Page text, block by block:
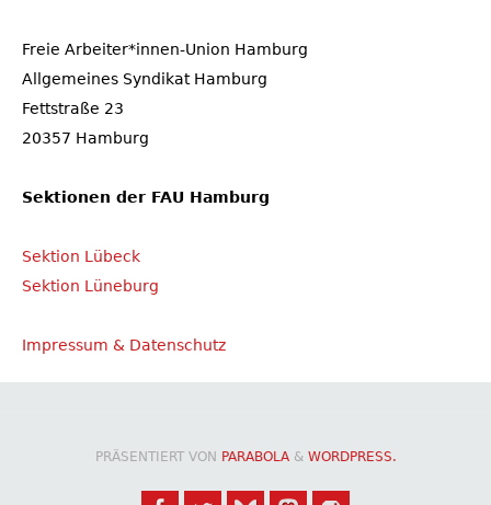
Freie Arbeiter*innen-Union Hamburg
Allgemeines Syndikat Hamburg
Fettstraße 23
20357 Hamburg
Sektionen der FAU Hamburg
Sektion Lübeck
Sektion Lüneburg
Impressum & Datenschutz
PRÄSENTIERT VON PARABOLA& WORDPRESS.